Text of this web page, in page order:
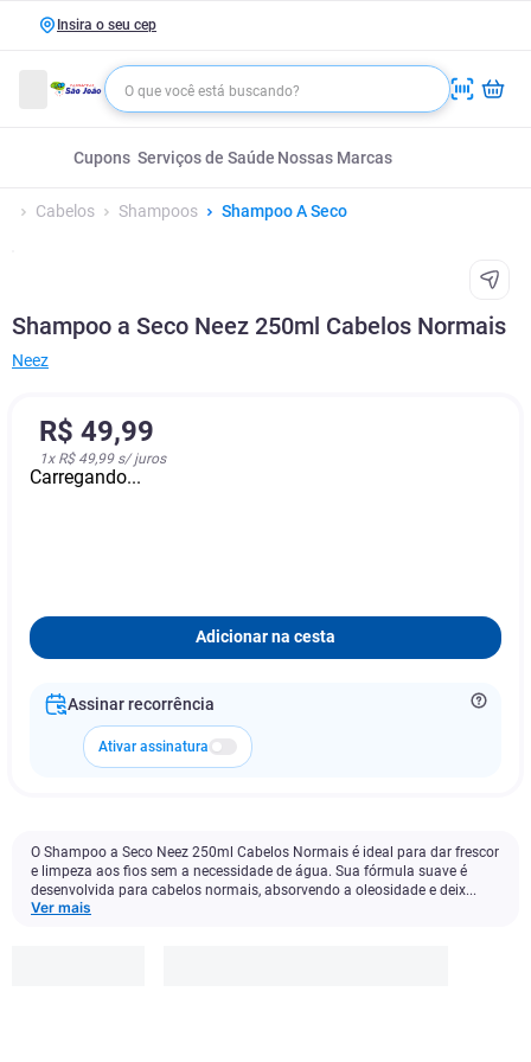
Insira o seu cep
Cupons Serviços de Saúde Nossas Marcas
Cabelos Shampoos Shampoo A Seco
Shampoo a Seco Neez 250ml Cabelos Normais
Neez
R$ 49,99
1x R$ 49,99s/ juros
Carregando...
Adicionar na cesta
Assinar recorrência
Ativar assinatura
O Shampoo a Seco Neez 250ml Cabelos Normais é ideal para dar frescor
e limpeza aos fios sem a necessidade de água. Sua fórmula suave é
desenvolvida para cabelos normais, absorvendo a oleosidade e deix...
Ver mais